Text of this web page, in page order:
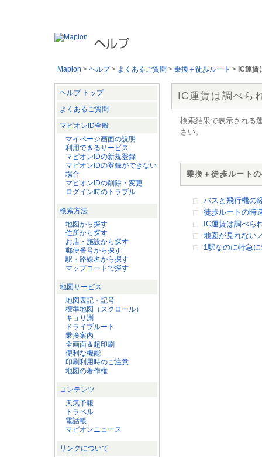
Mapion > ヘルプ> よくあるご質問 > 乗換＋徒歩ルート > IC運賃
IC運賃は調べら
検索結果で表示される
さい。
乗換＋徒歩ルート
バスと飛行機の
徒歩ルートの時
IC運賃は調べら
地図が見れない
1駅なのに特急
ヘルプ トップ
よくあるご質問
マピオンID全般
マイページ画面の説明
利用できるサービス
マピオンIDの新規登録
マピオンIDの登録ができない
場合
マピオンIDの削除・変更
ログイン時のトラブル
検索方法
地図から探す
住所から探す
お店・施設から探す
郵便番号から探す
駅・路線名から探す
マップコードで探す
地図サービス
地図表記・記号
標準地図（スクロール）
キョリ測
ドライブルート
乗換案内
全画面＆超印刷
便利な機能
印刷利用時のご注意
地図の著作権
コンテンツ
天気予報
トラベル
電話帳
マピオンニュース
リンクについて